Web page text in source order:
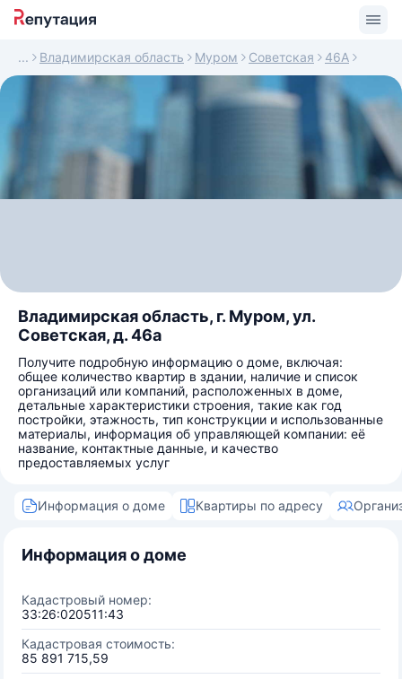
Владимирская область Муром Советская 46А
Владимирская область, г. Муром, ул.
Советская, д. 46а
Получите подробную информацию о доме, включая:
общее количество квартир в здании, наличие и список
организаций или компаний, расположенных в доме,
детальные характеристики строения, такие как год
постройки, этажность, тип конструкции и использованные
материалы, информация об управляющей компании: её
название, контактные данные, и качество
предоставляемых услуг
Информация о доме Квартиры по адресу
Информация о доме
Кадастровый номер:
33:26:020511:43
Кадастровая стоимость:
85 891 715,59